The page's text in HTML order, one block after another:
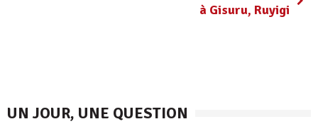
à Gisuru, Ruyigi
UN JOUR, UNE QUESTION